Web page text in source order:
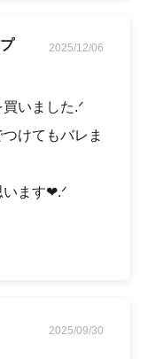
2025/12/06
いました.ᐟ
けてもバレま
います❤︎.ᐟ‪
2025/09/30